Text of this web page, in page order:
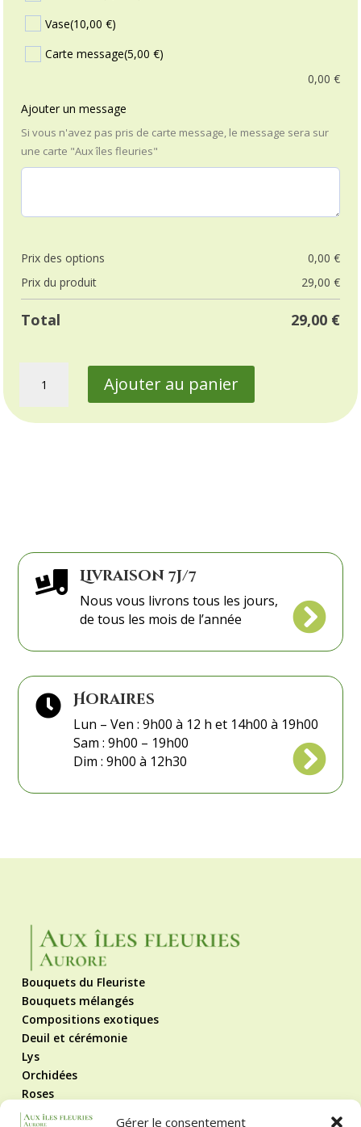
Gérer le consentement
Vase(10,00 €)
Carte message(5,00 €)
0,00 €
Ajouter un message
Si vous n'avez pas pris de carte message, le message sera sur
une carte "Aux îles fleuries"
Prix ​​des options 0,00 €
Prix ​​du produit
29,00 €
Total 29,00 €
Lierre
en
Ajouter au panier
 Livraison 7j/7
Nous vous livrons tous les jours,
de tous les mois de l’année

 Horaires
Lun – Ven : 9h00 à 12 h et 14h00 à 19h00
Sam : 9h00 – 19h00
Dim : 9h00 à 12h30

Bouquets du Fleuriste
Bouquets mélangés
Compositions exotiques
Deuil et cérémonie
Lys
Orchidées
Roses
Roses éternelles